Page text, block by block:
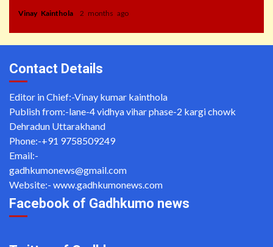
Vinay Kainthola 2 months ago
Contact Details
Editor in Chief:-Vinay kumar kainthola
Publish from:-lane-4 vidhya vihar phase-2 kargi chowk
Dehradun Uttarakhand
Phone:-+91 9758509249
Email:-
gadhkumonews@gmail.com
Website:- www.gadhkumonews.com
Facebook of Gadhkumo news